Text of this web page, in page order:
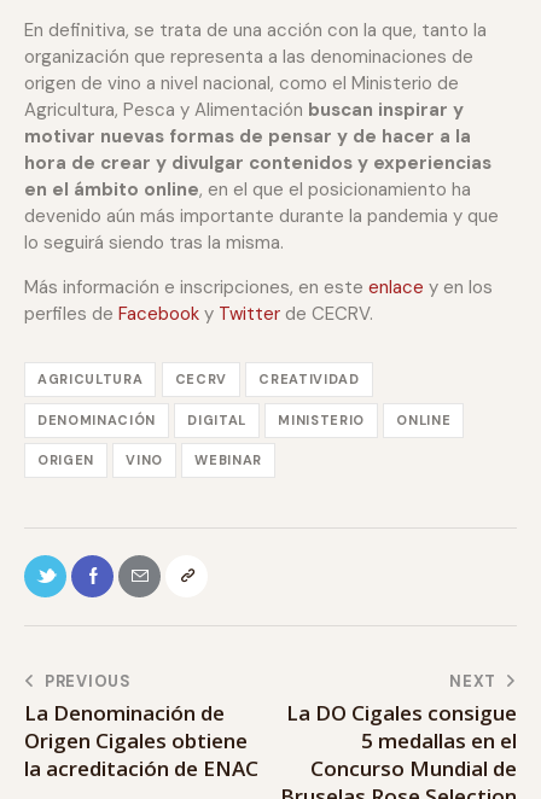
En definitiva, se trata de una acción con la que, tanto la
organización que representa a las denominaciones de
origen de vino a nivel nacional, como el Ministerio de
Agricultura, Pesca y Alimentación buscan inspirar y
motivar nuevas formas de pensar y de hacer a la
hora de crear y divulgar contenidos y experiencias
en el ámbito online, en el que el posicionamiento ha
devenido aún más importante durante la pandemia y que
lo seguirá siendo tras la misma.
Más información e inscripciones, en este enlace y en los
perfiles de Facebook y Twitter de CECRV.
AGRICULTURA CECRV CREATIVIDAD
DENOMINACIÓN DIGITAL MINISTERIO ONLINE
ORIGEN VINO WEBINAR
PREVIOUS
La Denominación de
Origen Cigales obtiene
la acreditación de ENAC
NEXT
La DO Cigales consigue
5 medallas en el
Concurso Mundial de